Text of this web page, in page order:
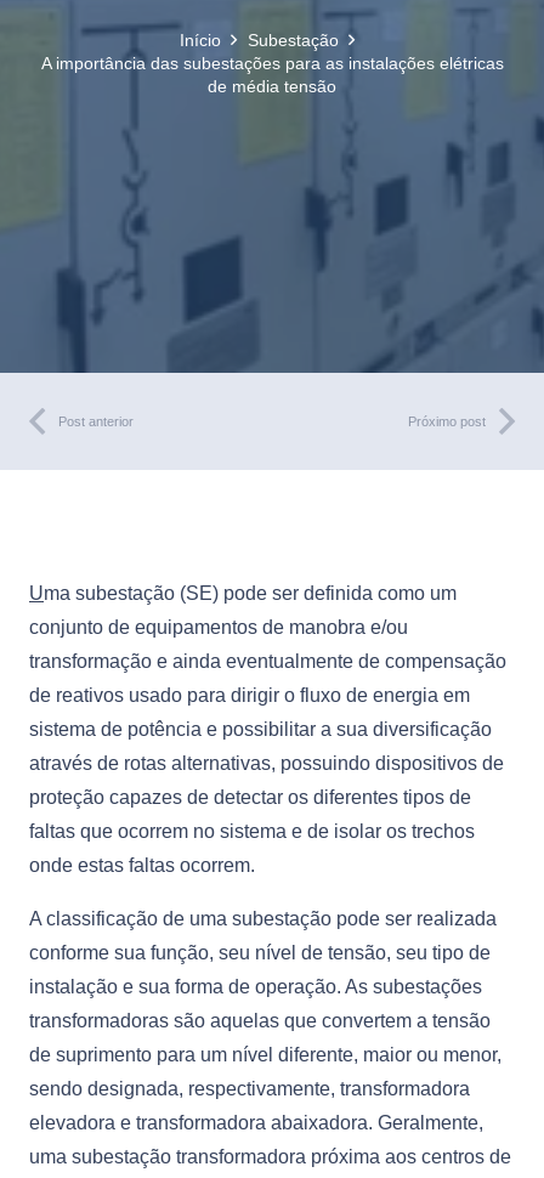
Início
Subestação
A importância das subestações para as instalações elétricas
de média tensão
Post anterior Próximo post
Uma subestação (SE) pode ser definida como um
conjunto de equipamentos de manobra e/ou
transformação e ainda eventualmente de compensação
de reativos usado para dirigir o fluxo de energia em
sistema de potência e possibilitar a sua diversificação
através de rotas alternativas, possuindo dispositivos de
proteção capazes de detectar os diferentes tipos de
faltas que ocorrem no sistema e de isolar os trechos
onde estas faltas ocorrem.
A classificação de uma subestação pode ser realizada
conforme sua função, seu nível de tensão, seu tipo de
instalação e sua forma de operação. As subestações
transformadoras são aquelas que convertem a tensão
de suprimento para um nível diferente, maior ou menor,
sendo designada, respectivamente, transformadora
elevadora e transformadora abaixadora. Geralmente,
uma subestação transformadora próxima aos centros de